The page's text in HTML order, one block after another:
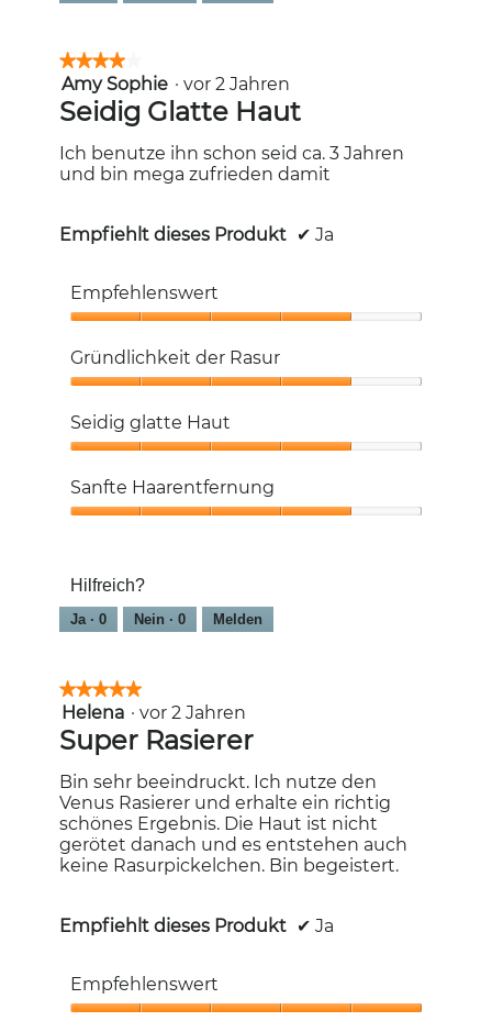
★★★★★
★★★★★
4
von
5
Sternen.
Amy Sophie · vor 2 Jahren
Seidig Glatte Haut
Ich benutze ihn schon seid ca. 3 Jahren
und bin mega zufrieden damit
Empfiehlt dieses Produkt ✔ Ja
Empfehlenswert
4
von
Gründlichkeit der Rasur
der
Rasur,
von
5
Seidig glatte Haut
glatte
Haut,
Sanfte Haarentfernung
von
5
Hilfreich?
Ja · 0 Nein · 0 Melden
★★★★★
★★★★★
5
von
5
Sternen.
Helena · vor 2 Jahren
Super Rasierer
Bin sehr beeindruckt. Ich nutze den
Venus Rasierer und erhalte ein richtig
schönes Ergebnis. Die Haut ist nicht
gerötet danach und es entstehen auch
keine Rasurpickelchen. Bin begeistert.
Empfiehlt dieses Produkt ✔ Ja
Empfehlenswert